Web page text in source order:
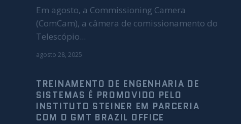
Em agosto, a Commissioning Camera
(ComCam), a câmera de comissionamento do
Telescópio...
agosto 28, 2025
TREINAMENTO DE ENGENHARIA DE
SISTEMAS É PROMOVIDO PELO
INSTITUTO STEINER EM PARCERIA
COM O GMT BRAZIL OFFICE